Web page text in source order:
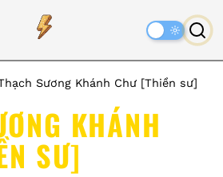
Sương Khánh Chư [Thiền sư]
KHÁNH
SƯ]